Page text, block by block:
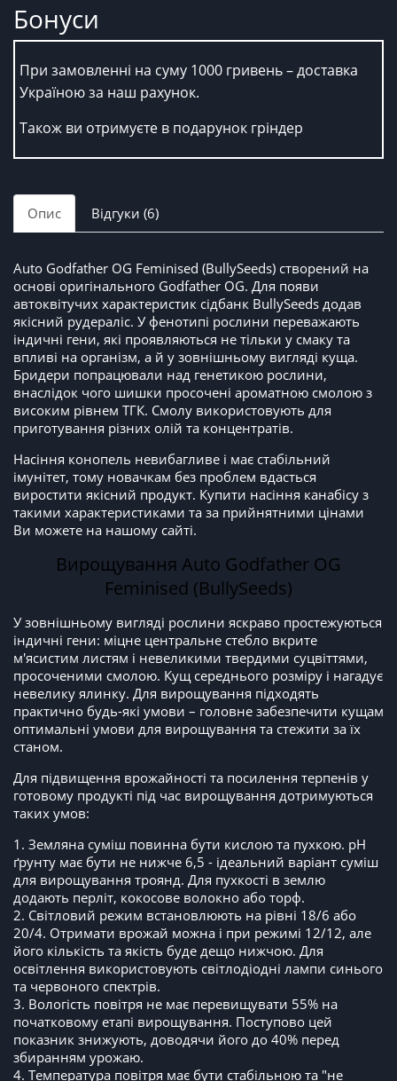
Бонуси
При замовленні на суму 1000 гривень – доставка
Україною за наш рахунок.
Також ви отримуєте в подарунок гріндер
Опис Відгуки (6)
Auto Godfather OG Feminised (BullySeeds) створений на
основі оригінального Godfather OG. Для появи
автоквітучих характеристик сідбанк BullySeeds додав
якісний рудераліс. У фенотипі рослини переважають
індичні гени, які проявляються не тільки у смаку та
впливі на організм, а й у зовнішньому вигляді куща.
Бридери попрацювали над генетикою рослини,
внаслідок чого шишки просочені ароматною смолою з
високим рівнем ТГК. Смолу використовують для
приготування різних олій та концентратів.
Насіння конопель невибагливе і має стабільний
імунітет, тому новачкам без проблем вдасться
виростити якісний продукт. Купити насіння канабісу з
такими характеристиками та за прийнятними цінами
Ви можете на нашому сайті.
Вирощування Auto Godfather OG
Feminised (BullySeeds)
У зовнішньому вигляді рослини яскраво простежуються
індичні гени: міцне центральне стебло вкрите
м'ясистим листям і невеликими твердими суцвіттями,
просоченими смолою. Кущ середнього розміру і нагадує
невелику ялинку. Для вирощування підходять
практично будь-які умови – головне забезпечити кущам
оптимальні умови для вирощування та стежити за їх
станом.
Для підвищення врожайності та посилення терпенів у
готовому продукті під час вирощування дотримуються
таких умов:
1. Земляна суміш повинна бути кислою та пухкою. рН
ґрунту має бути не нижче 6,5 - ідеальний варіант суміш
для вирощування троянд. Для пухкості в землю
додають перліт, кокосове волокно або торф.
2. Світловий режим встановлюють на рівні 18/6 або
20/4. Отримати врожай можна і при режимі 12/12, але
його кількість та якість буде дещо нижчою. Для
освітлення використовують світлодіодні лампи синього
та червоного спектрів.
3. Вологість повітря не має перевищувати 55% на
початковому етапі вирощування. Поступово цей
показник знижують, доводячи його до 40% перед
збиранням урожаю.
4. Температура повітря має бути стабільною та "не